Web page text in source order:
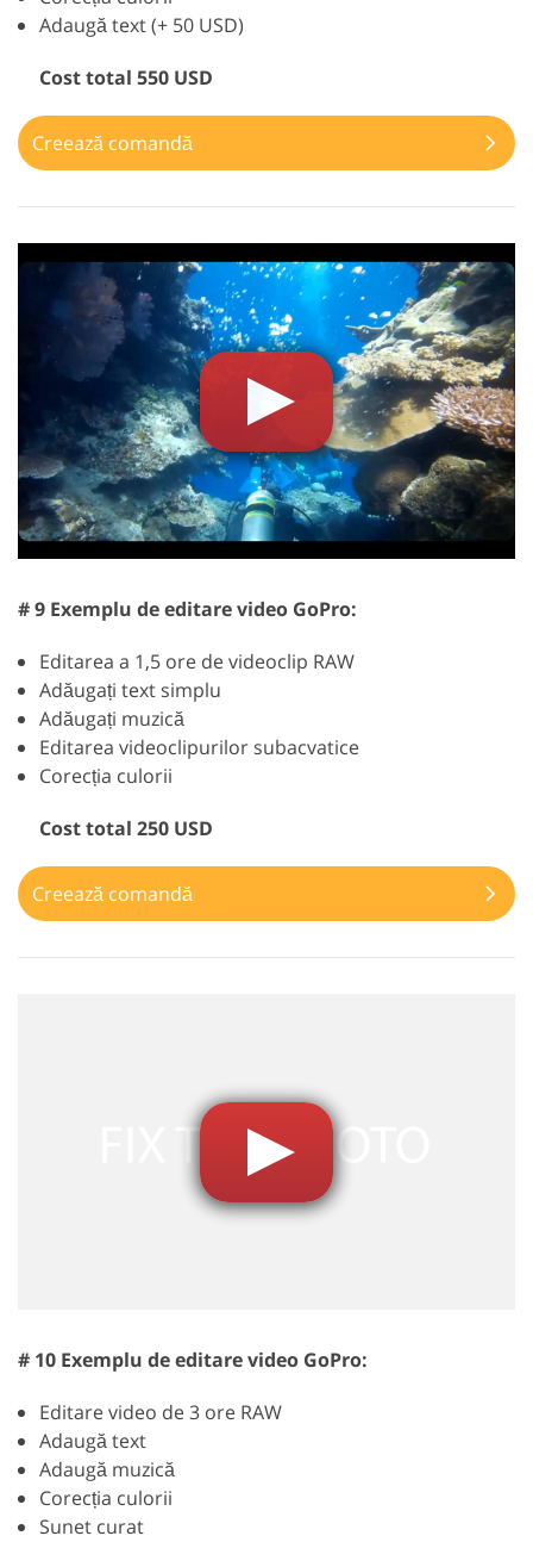
Adaugă text (+ 50 USD)
Cost total 550 USD
Creează comandă
# 9 Exemplu de editare video GoPro:
Editarea a 1,5 ore de videoclip RAW
Adăugați text simplu
Adăugați muzică
Editarea videoclipurilor subacvatice
Corecția culorii
Cost total 250 USD
Creează comandă
# 10 Exemplu de editare video GoPro:
Editare video de 3 ore RAW
Adaugă text
Adaugă muzică
Corecția culorii
Sunet curat